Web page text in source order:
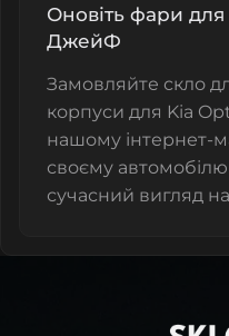
Оновіть фари
ДжейФ
Замовляйте скло
корпуси для Kia
нашому інтернет-
своєму автомобілю
сучасний вигляд